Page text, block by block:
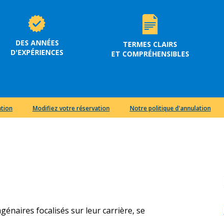
DES ANNÉES
D'EXPÉRIENCES
TERMES CLAIRS
ET COMPRÉHENSIBLES
Modifiez votre réservation Notre politique d'annulation
focalisés sur leur carrière, se